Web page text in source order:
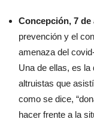
Concepción, 7 de
prevención y el
amenaza del
Una de ellas, es
altruistas que
como se dice,
hacer frente a la